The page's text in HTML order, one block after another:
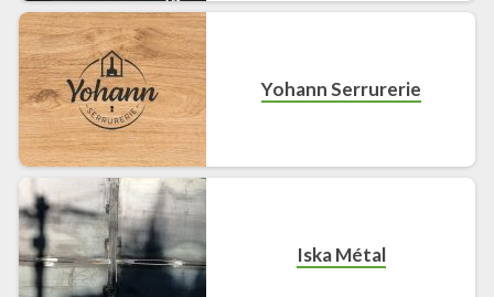
Yohann Serrurerie
Iska Métal